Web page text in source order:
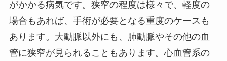
がかかる病気です。狭窄の程度は様々で、軽度の
場合もあれば、手術が必要となる重度のケースも
あります。大動脈以外にも、肺動脈やその他の血
管に狭窄が見られることもあります。心血管系の